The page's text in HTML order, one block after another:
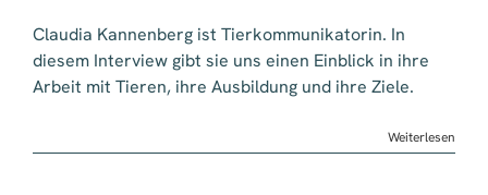
mit
Claudia
Claudia Kannenberg ist Tierkommunikatorin. In
diesem Interview gibt sie uns einen Einblick in ihre
Arbeit mit Tieren, ihre Ausbildung und ihre Ziele.
Weiterlesen